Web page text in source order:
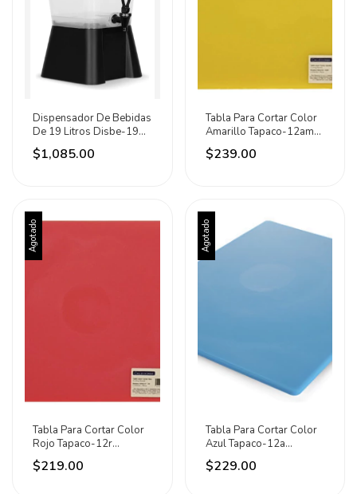
Dispensador De Bebidas
De 19 Litros Disbe-19
Caledonia Negro
$1,085.00
Tabla Para Cortar Color
Amarillo Tapaco-12am
Caledonia Lisa Amarillo
$239.00
Agotado
Tabla Para Cortar Color
Rojo Tapaco-12r
Caledonia Lisa Rojo
$219.00
Agotado
Tabla Para Cortar Color
Azul Tapaco-12a
Caledonia Liso Azul
$229.00